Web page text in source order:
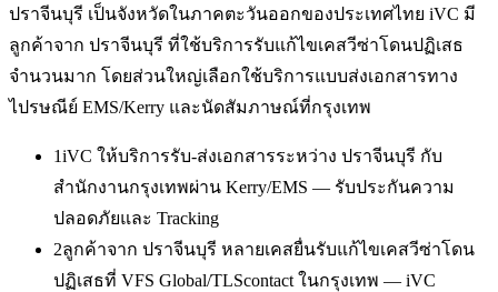
ปราจีนบุรี เป็นจังหวัดในภาคตะวันออกของประเทศไทย iVC มี
ลูกค้าจาก ปราจีนบุรี ที่ใช้บริการรับแก้ไขเคสวีซ่าโดนปฏิเสธ
จำนวนมาก โดยส่วนใหญ่เลือกใช้บริการแบบส่งเอกสารทาง
ไปรษณีย์ EMS/Kerry และนัดสัมภาษณ์ที่กรุงเทพ
1iVC ให้บริการรับ-ส่งเอกสารระหว่าง ปราจีนบุรี กับ
สำนักงานกรุงเทพผ่าน Kerry/EMS — รับประกันความ
ปลอดภัยและ Tracking
2ลูกค้าจาก ปราจีนบุรี หลายเคสยื่นรับแก้ไขเคสวีซ่าโดน
ปฏิเสธที่ VFS Global/TLScontact ในกรุงเทพ — iVC